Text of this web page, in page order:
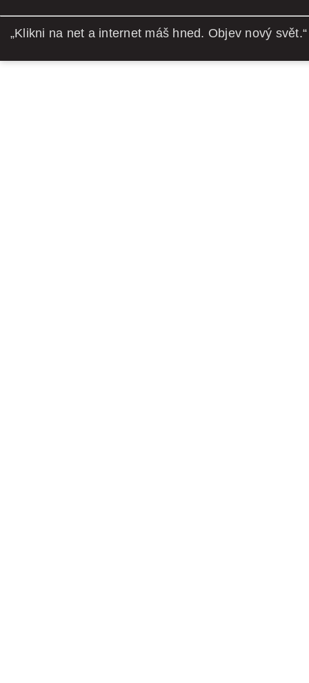
„Klikni na net a internet máš hned. Objev nový svět.“